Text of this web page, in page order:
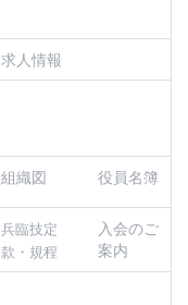
求人情報
組織図 役員名簿
兵臨技定
款・規程
入会のご
案内